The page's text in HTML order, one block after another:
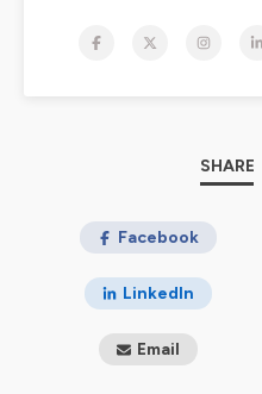
Dans ce podcast, nous
Chaque épisode sera
et de leurs techniques
sur leurs victimes. Nous
signes précurseurs qui
dans
SHARE
Facebook
LinkedIn
Email